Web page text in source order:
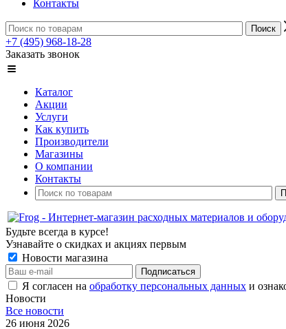
Контакты
+7 (495) 968-18-28
Заказать звонок
Каталог
Акции
Услуги
Как купить
Производители
Магазины
О компании
Контакты
Будьте всегда в курсе!
Узнавайте о скидках и акциях первым
Новости магазина
Я согласен на обработку персональных данных и
Новости
Все новости
26 июня 2026